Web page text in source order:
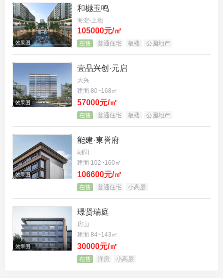
效果图
和樾玉鸣
海淀-上地
105000元/㎡
在售 普通住宅 板楼 公园地产
效果图
壹品兴创·元启
大兴
建面 80~168㎡
57000元/㎡
在售 普通住宅 板楼 公园地产
效果图
能建·東誉府
朝阳
建面 102~160㎡
106600元/㎡
在售 普通住宅 小高层
效果图
璟贤瑞庭
房山
建面 84~143㎡
30000元/㎡
在售 洋房 小高层